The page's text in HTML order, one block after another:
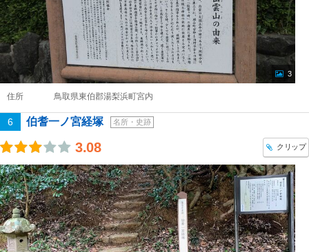
3
住所 鳥取県東伯郡湯梨浜町宮内
6 伯耆一ノ宮経塚 名所・史跡
3.08 クリップ